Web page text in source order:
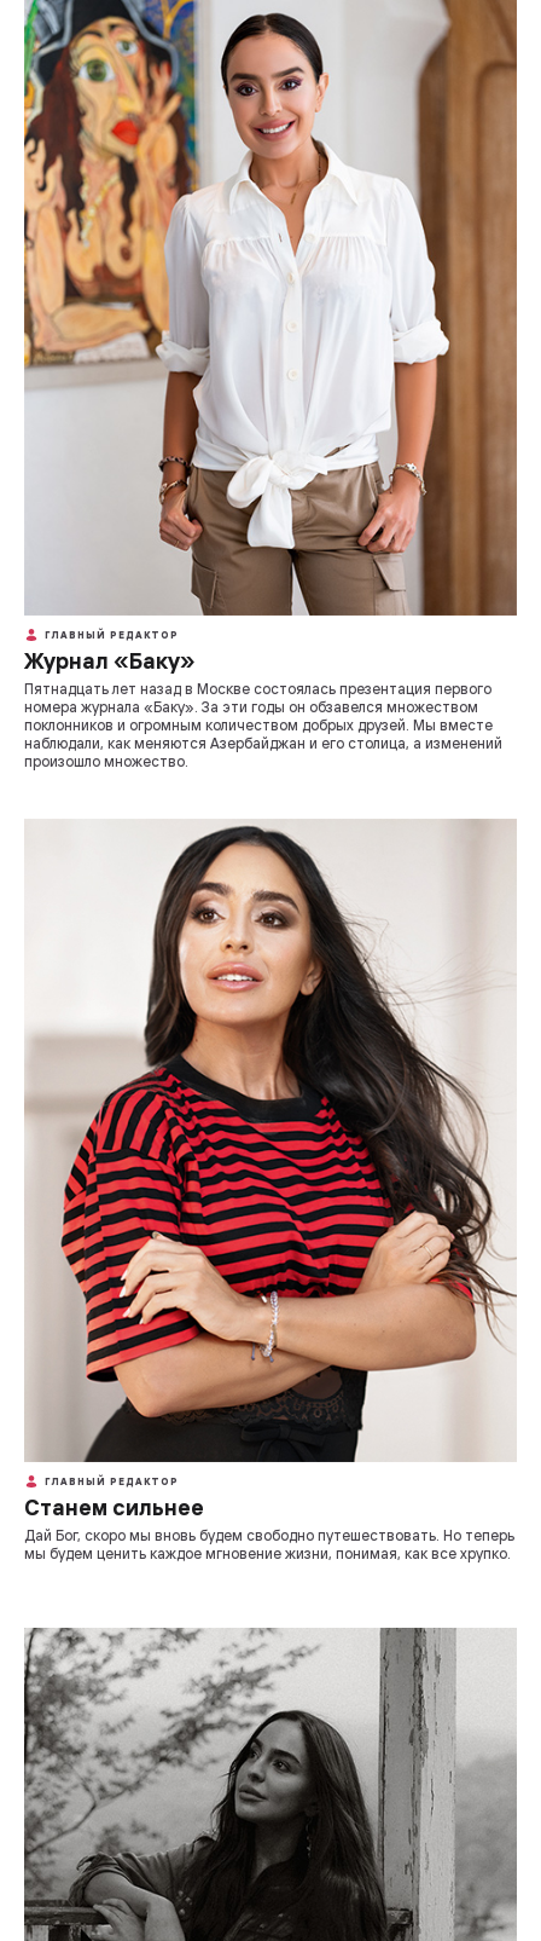
ГЛАВНЫЙ РЕДАКТОР
Журнал «Баку»
Пятнадцать лет назад в Москве состоялась презентация первого
номера журнала «Баку». За эти годы он обзавелся множеством
поклонников и огромным количеством добрых друзей. Мы вместе
наблюдали, как меняются Азербайджан и его столица, а изменений
произошло множество.
ГЛАВНЫЙ РЕДАКТОР
Станем сильнее
Дай Бог, скоро мы вновь будем свободно путешествовать. Но теперь
мы будем ценить каждое мгновение жизни, понимая, как все хрупко.